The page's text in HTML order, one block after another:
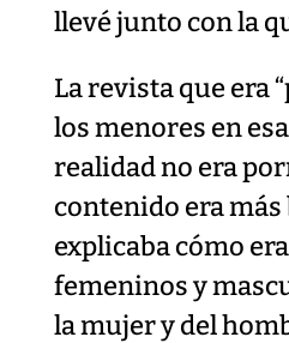
llevé junto con la
La revista que era
los menores en
realidad no era
contenido era
explicaba cómo
femeninos y
la mujer y del